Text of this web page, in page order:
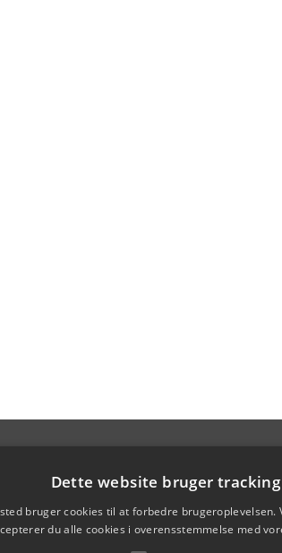
Dette website bruger
bruger cookies til at forbedre brugeroplevelsen.
du alle cookies i overensstemmelse med